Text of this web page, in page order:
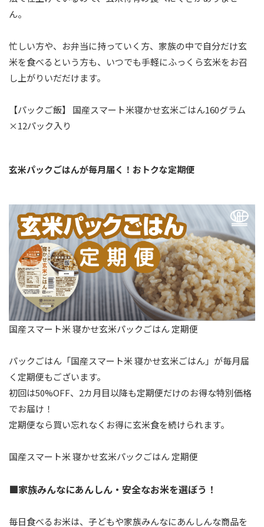
ん。
忙しい方や、お弁当に持っていく方、家族の中で自分だけ玄
米を食べるという方も、いつでも手軽にふっくら玄米をお召
し上がりいだだけます。
【パックご飯】 国産スマート米寝かせ玄米ごはん160グラム
×12パック入り
玄米パックごはんが毎月届く！おトクな定期便
国産スマート米 寝かせ玄米パックごはん 定期便
パックごはん「国産スマート米 寝かせ玄米ごはん」が毎月届
く定期便もございます。
初回は50%OFF、2カ月目以降も定期便だけのお得な特別価格
でお届け！
定期便なら買い忘れなくお得に玄米食を続けられます。
国産スマート米 寝かせ玄米パックごはん 定期便
■家族みんなにあんしん・安全なお米を選ぼう！
毎日食べるお米は、子どもや家族みんなにあんしんな商品を